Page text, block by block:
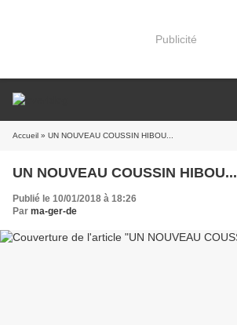
Publicité
Accueil » UN NOUVEAU COUSSIN HIBOU...
UN NOUVEAU COUSSIN HIBOU...
Publié le 10/01/2018 à 18:26
Par ma-ger-de